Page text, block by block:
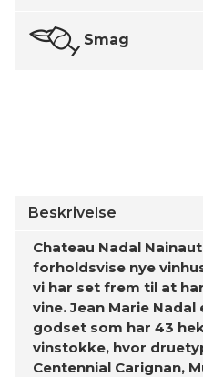
Smag
Beskrivelse
Chateau Nadal
forholdsvise nye
vi har set frem til at
vine. Jean Marie
godset som har 43
vinstokke, hvor
Centennial Carignan,